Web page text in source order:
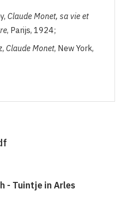
Claude Monet, sa vie et
, Parijs, 1924;
Claude Monet, New York,
- Tuintje in Arles